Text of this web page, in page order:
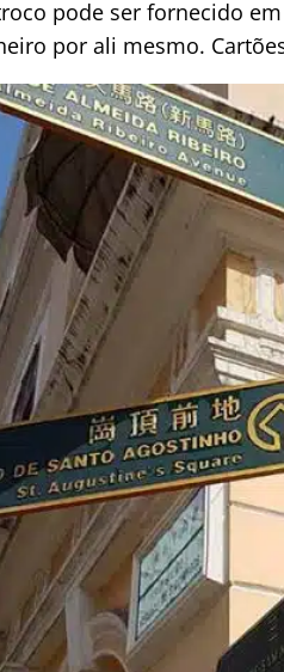
pode ser fornecido
por ali mesmo.